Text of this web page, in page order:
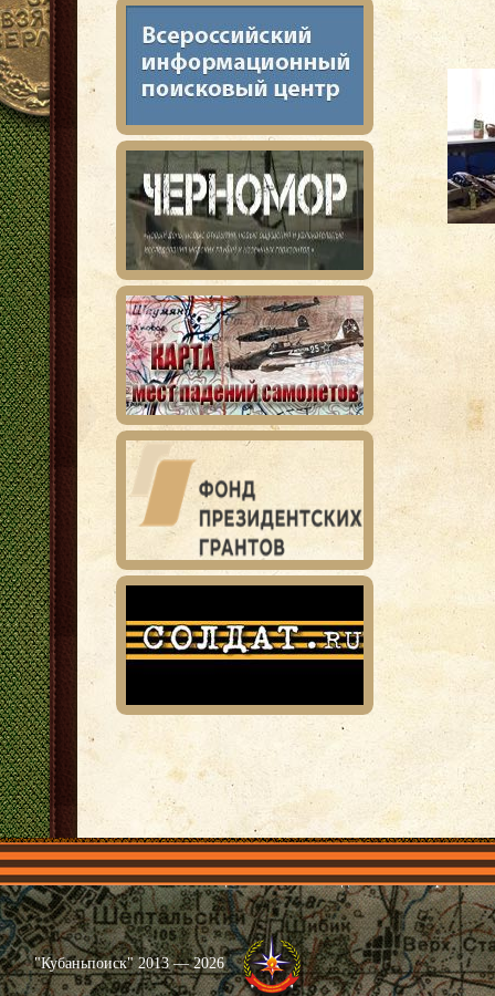
Главная Имена Общественные объединения Проекты
"Кубаньпоиск" 2013 — 2026